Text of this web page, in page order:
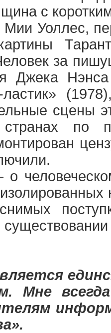
с
Мии Уоллес,
за
Джека
ластик»
сцены
по
Мне